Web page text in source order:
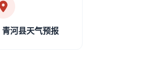
青河县天气预报